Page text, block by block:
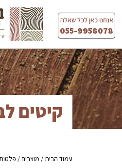
content
אנחנו כאן לכל שאלה
055-9958078
קיטים
עמוד הבית/ מוצרים/